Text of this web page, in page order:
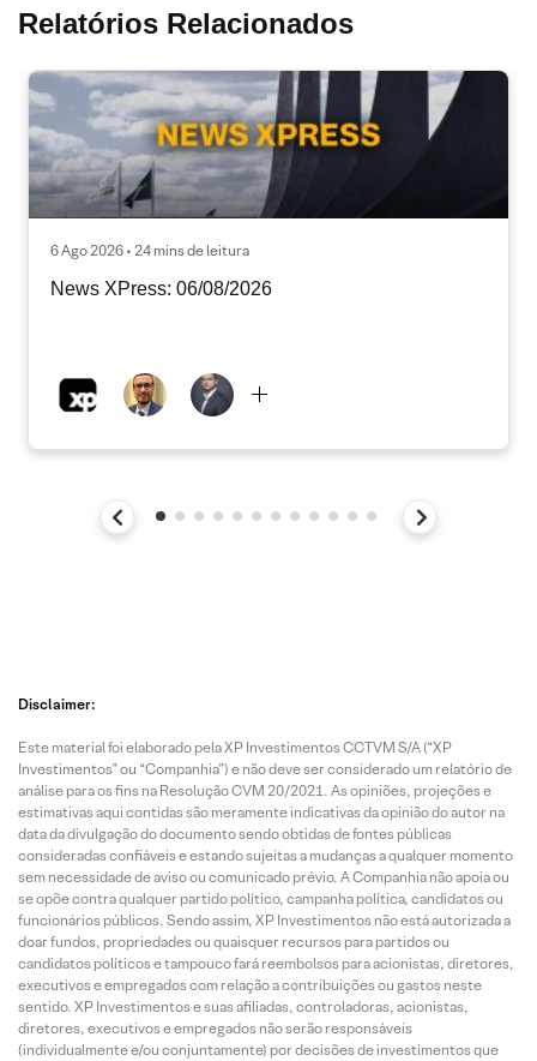
Relatórios Relacionados
6 Ago 2026 • 24 mins de leitura
News XPress: 06/08/2026
Disclaimer:
Este material foi elaborado pela XP Investimentos CCTVM S/A (“XP
Investimentos” ou “Companhia”) e não deve ser considerado um relatório de
análise para os fins na Resolução CVM 20/2021. As opiniões, projeções e
estimativas aqui contidas são meramente indicativas da opinião do autor na
data da divulgação do documento sendo obtidas de fontes públicas
consideradas confiáveis e estando sujeitas a mudanças a qualquer momento
sem necessidade de aviso ou comunicado prévio. A Companhia não apoia ou
se opõe contra qualquer partido político, campanha política, candidatos ou
funcionários públicos. Sendo assim, XP Investimentos não está autorizada a
doar fundos, propriedades ou quaisquer recursos para partidos ou
candidatos políticos e tampouco fará reembolsos para acionistas, diretores,
executivos e empregados com relação a contribuições ou gastos neste
sentido. XP Investimentos e suas afiliadas, controladoras, acionistas,
diretores, executivos e empregados não serão responsáveis
(individualmente e/ou conjuntamente) por decisões de investimentos que